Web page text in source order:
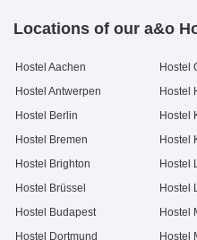
Locations of our a&o
Hostel Aachen
Hostel Antwerpen
Hostel Berlin
Hostel Bremen
Hostel Brighton
Hostel Brüssel
Hostel Budapest
Hostel Dortmund
Hostel
Hostel
Hostel
Hostel
Hostel
Hostel
Hostel
Hostel